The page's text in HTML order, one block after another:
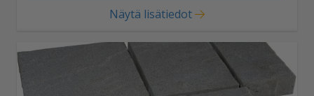
Näytä lisätiedot